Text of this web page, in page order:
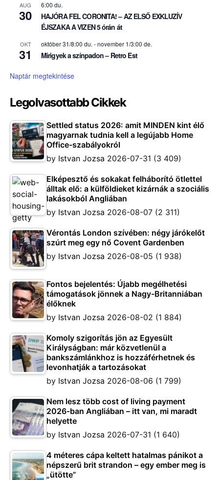
AUG
30
6:00 du.
HAJÓRA FEL CORONITA! – AZ ELSŐ EXKLUZÍV
ÉJSZAKA A VIZEN 5 órán át
OKT
31
október 31/8:00 du. -november 1/3:00 de.
Mirigyek a színpadon – Retro Est
Naptár megtekintése
Legolvasottabb Cikkek
Settled status 2026: amit MINDEN kint élő
magyarnak tudnia kell a legújabb Home
Office-szabályokról
by Istvan Jozsa 2026-07-31 (3 409)
Elképesztő és sokakat felháborító ötlettel
álltak elő: a külföldieket kizárnák a szociális
lakásokból Angliában
by Istvan Jozsa 2026-08-07 (2 311)
Vérontás London szívében: négy járókelőt
szúrt meg egy nő Covent Gardenben
by Istvan Jozsa 2026-08-05 (1 938)
Fontos bejelentés: Újabb megélhetési
támogatások jönnek a Nagy-Britanniában
élőknek
by Istvan Jozsa 2026-08-02 (1 884)
Komoly szigorítás jön az Egyesült
Királyságban: már közvetlenül a
bankszámlánkhoz is hozzáférhetnek és
levonhatják a tartozásokat
by Istvan Jozsa 2026-08-06 (1 799)
Nem lesz több cost of living payment
2026-ban Angliában – itt van, mi maradt
helyette
by Istvan Jozsa 2026-07-31 (1 640)
4 méteres cápa keltett hatalmas pánikot a
népszerű brit strandon – egy ember meg is
„ütötte”